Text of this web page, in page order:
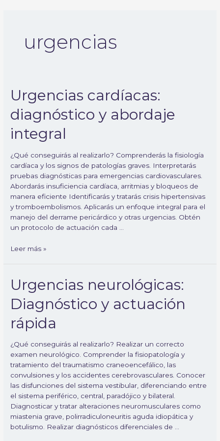
urgencias
Urgencias cardíacas:
diagnóstico y abordaje
integral
¿Qué conseguirás al realizarlo? Comprenderás la fisiología
cardíaca y los signos de patologías graves. Interpretarás
pruebas diagnósticas para emergencias cardiovasculares.
Abordarás insuficiencia cardíaca, arritmias y bloqueos de
manera eficiente Identificarás y tratarás crisis hipertensivas
y tromboembolismos. Aplicarás un enfoque integral para el
manejo del derrame pericárdico y otras urgencias. Obtén
un protocolo de actuación cada …
Urgencias
cardíacas:
diagnóstico
y
abordaje
integral
Leer más »
Urgencias neurológicas:
Diagnóstico y actuación
rápida
¿Qué conseguirás al realizarlo? Realizar un correcto
examen neurológico. Comprender la fisiopatología y
tratamiento del traumatismo craneoencefálico, las
convulsiones y los accidentes cerebrovasculares. Conocer
las disfunciones del sistema vestibular, diferenciando entre
el sistema periférico, central, paradójico y bilateral.
Diagnosticar y tratar alteraciones neuromusculares como
miastenia grave, polirradiculoneuritis aguda idiopática y
botulismo. Realizar diagnósticos diferenciales de …
Urgencias
neurológicas:
Diagnóstico
y
actuación
rápida